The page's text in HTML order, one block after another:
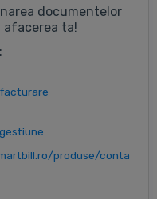
documentelor
ta!
produse/conta